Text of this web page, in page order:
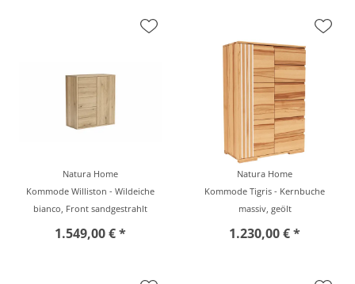
Natura Home
Kommode Williston - Wildeiche
bianco, Front sandgestrahlt
1.549,00 € *
Natura Home
Kommode Tigris - Kernbuche
massiv, geölt
1.230,00 € *